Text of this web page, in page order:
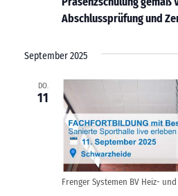
Abschlussprüfung und
September 2025
DO.
11
Frenger Systemen BV Heiz-